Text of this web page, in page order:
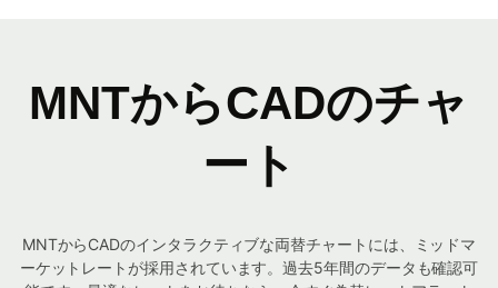
MNTからCADのチャ
ート
MNTからCADのインタラクティブな両替チャートには、ミッドマ
ーケットレートが採用されています。過去5年間のデータも確認可